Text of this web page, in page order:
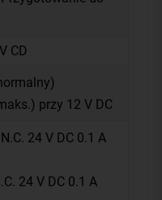
CD
przy 12 V DC
24 V DC 0.1 A
24 V DC 0.1 A